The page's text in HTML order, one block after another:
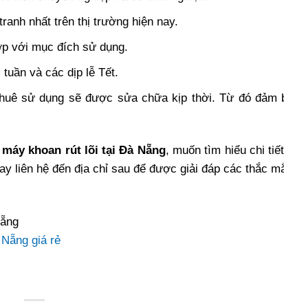
nhất trên thị trường hiện nay.
với mục đích sử dụng.
và các dịp lễ Tết.
sử dụng sẽ được sửa chữa kịp thời. Từ đó đảm
khoan rút lõi tại Đà Nẵng, muốn tìm hiểu chi
liên hệ đến địa chỉ sau để được giải đáp các thắc
giá rẻ